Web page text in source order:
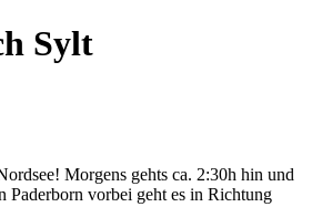
Sylt
Morgens gehts ca. 2:30h hin und
Paderborn vorbei geht es in Richtung